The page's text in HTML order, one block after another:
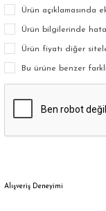
Ürün açıklamasında
Ürün bilgilerinde
Ürün fiyatı diğer
Bu ürüne benzer
Alışveriş Deneyimi